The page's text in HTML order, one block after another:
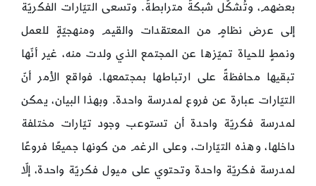
بعضهم، وتُشكّل شبكةً مترابطةً. وتسعى التيّارات الفكريّة
إلى عرض نظامٍ من المعتقدات والقيم ومنهجيّةٍ للعمل
ونمطٍ للحياة تميّزها عن المجتمع الذي ولدت منه، غير أنّها
تبقيها محافظةً على ارتباطها بمجتمعها. فواقع الأمر أنّ
التيّارات عبارة عن فروع لمدرسة واحدة. وبهذا البيان، يمكن
لمدرسة فكريّة واحدة أن تستوعب وجود تيّارات مختلفة
داخلها، وهذه التيّارات، وعلى الرغم من كونها جميعًا فروعًا
لمدرسة فكريّة واحدة وتحتوي على ميول فكريّة واحدة، إلّا